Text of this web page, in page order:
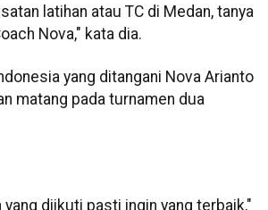
latihan atau TC di Medan, tanya
Nova," kata dia.
yang ditangani Nova Arianto
matang pada turnamen dua
diikuti pasti ingin yang terbaik,"